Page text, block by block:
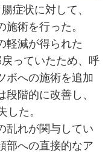
症状に対して、
術を行った。
軽減が得られた
っていたため、呼
ボへの施術を追加
階的に改善し、
た。
乱れが関与してい
部への直接的なア